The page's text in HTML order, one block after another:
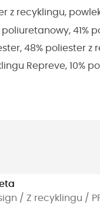
z recyklingu,
41%
48% poliester z
Repreve, 10%
/ Z recyklingu /